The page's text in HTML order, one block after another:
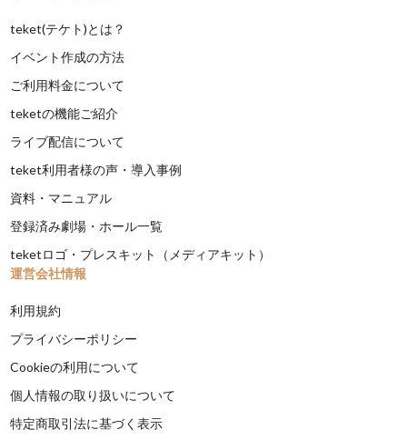
teket(テケト)とは？
イベント作成の方法
ご利用料金について
teketの機能ご紹介
ライブ配信について
teket利用者様の声・導入事例
資料・マニュアル
登録済み劇場・ホール一覧
teketロゴ・プレスキット（メディアキット）
運営会社情報
利用規約
プライバシーポリシー
Cookieの利用について
個人情報の取り扱いについて
特定商取引法に基づく表示